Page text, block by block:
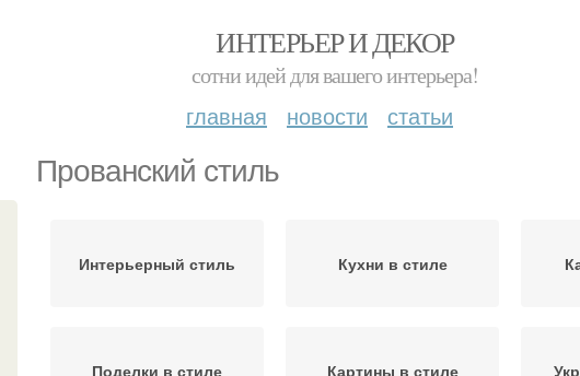
ИНТЕРЬЕР И ДЕКОР
сотни идей для вашего интерьера!
главная новости статьи
Прованский стиль
Интерьерный стиль Кухни в стиле
Поделки в стиле Картины в стиле